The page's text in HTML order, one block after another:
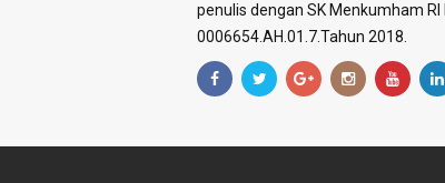
penulis dengan SK Menkumham RI
0006654.AH.01.7.Tahun 2018.